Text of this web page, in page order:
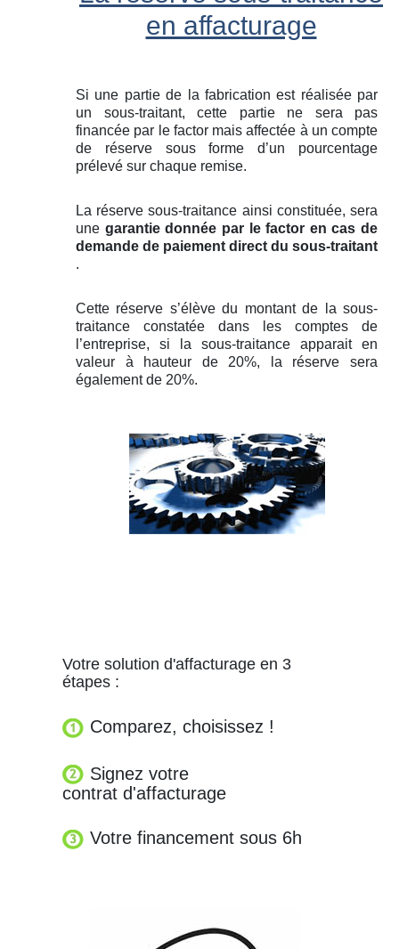
en affacturage
Si une partie de la fabrication est réalisée par
un sous-traitant, cette partie ne sera pas
financée par le factor mais affectée à un compte
de réserve sous forme d’un pourcentage
prélevé sur chaque remise.
La réserve sous-traitance ainsi constituée, sera
une garantie donnée par le factor en cas de
demande de paiement direct du sous-traitant
.
Cette réserve s’élève du montant de la sous-
traitance constatée dans les comptes de
l’entreprise, si la sous-traitance apparait en
valeur à hauteur de 20%, la réserve sera
également de 20%.
Votre solution d'affacturage en 3
étapes :
Comparez, choisissez !
Signez votre
contrat d'affacturage
Votre financement sous 6h